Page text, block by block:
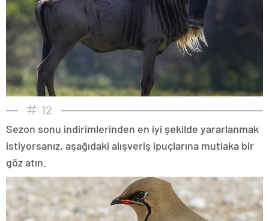
12
Sezon sonu indirimlerinden en iyi şekilde yararlanmak
istiyorsanız, aşağıdaki alışveriş ipuçlarına mutlaka bir
göz atın.